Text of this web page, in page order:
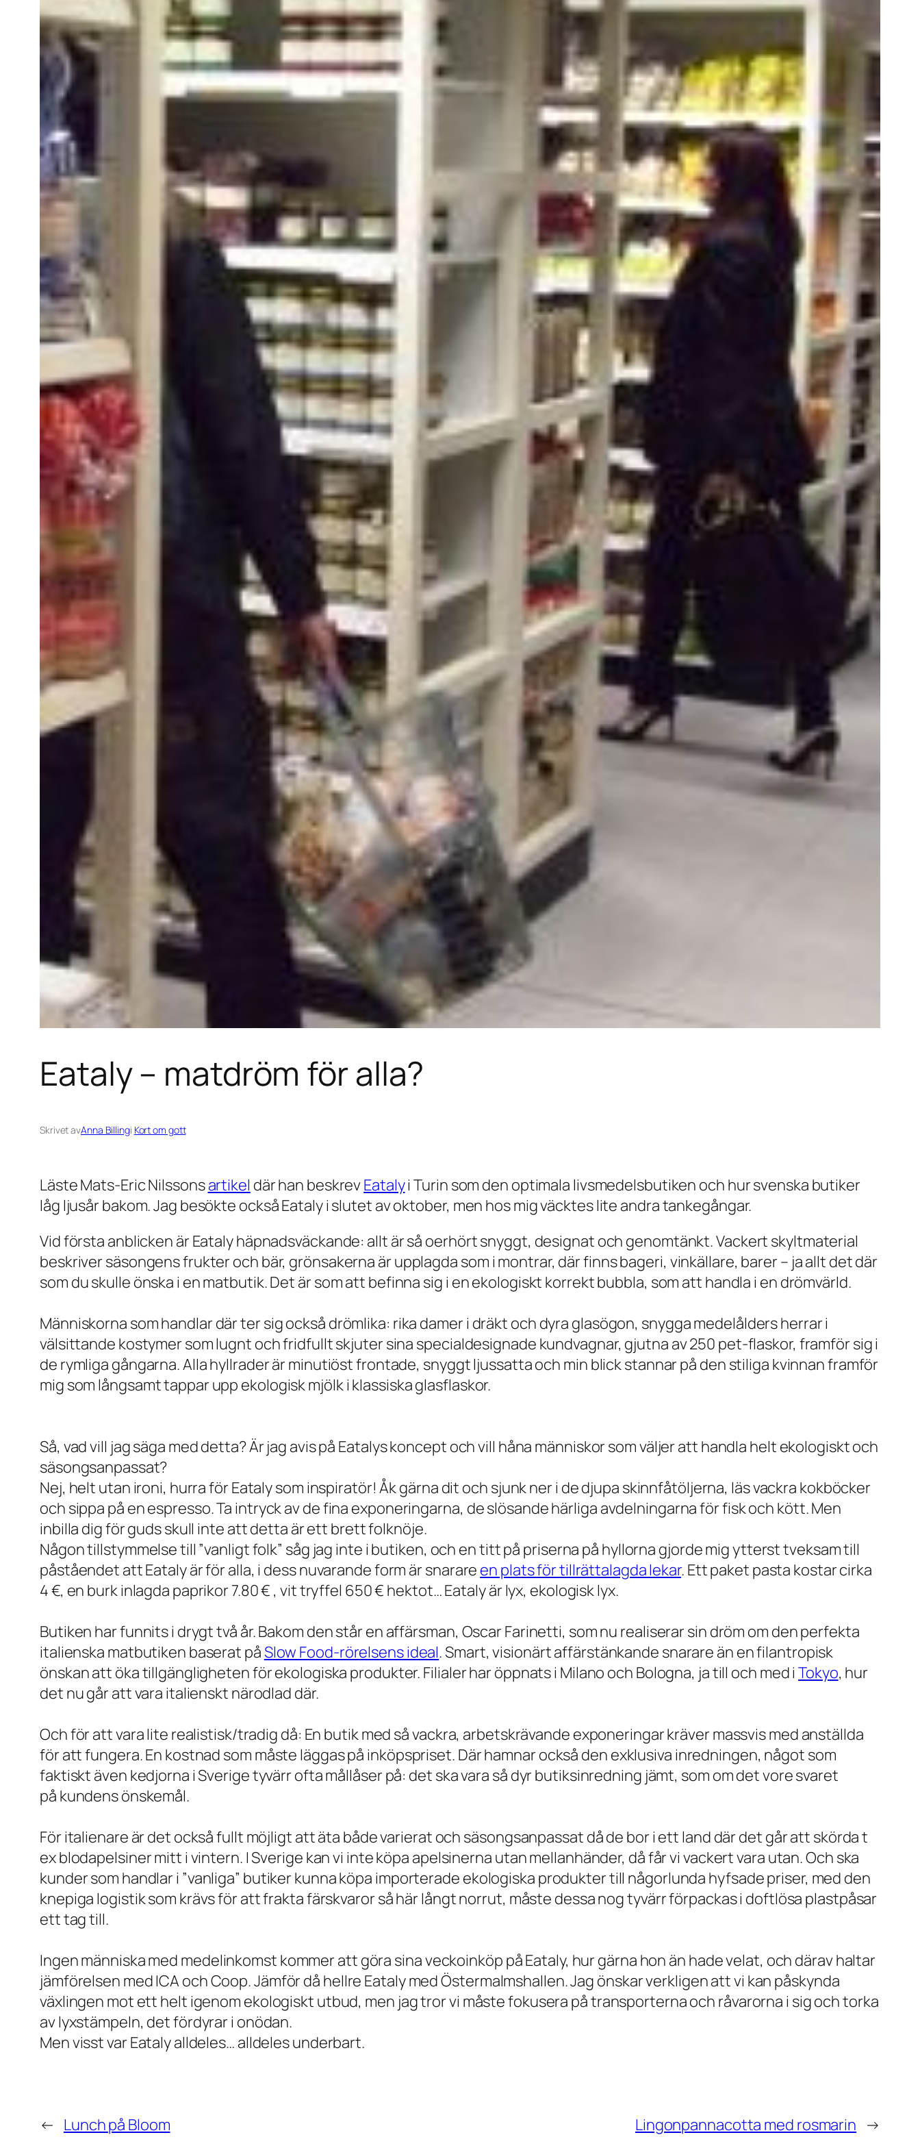
Eataly – matdröm för alla?
Skrivet avAnna Billingi Kort om gott
Läste Mats-Eric Nilssonsartikel där han beskrevEatalyi Turin som den optimala livsmedelsbutiken och hur svenska butiker
låg ljusår bakom. Jag besökte också Eataly i slutet av oktober, men hos mig väcktes lite andra tankegångar.
Vid första anblicken är Eataly häpnadsväckande: allt är så oerhört snyggt, designat och genomtänkt. Vackert skyltmaterial
beskriver säsongens frukter och bär, grönsakerna är upplagda som i montrar, där finns bageri, vinkällare, barer – ja allt det där
som du skulle önska i en matbutik. Det är som att befinna sig i en ekologiskt korrekt bubbla, som att handla i en drömvärld.
Människorna som handlar där ter sig också drömlika: rika damer i dräkt och dyra glasögon, snygga medelålders herrar i
välsittande kostymer som lugnt och fridfullt skjuter sina specialdesignade kundvagnar, gjutna av 250 pet-flaskor, framför sig i
de rymliga gångarna. Alla hyllrader är minutiöst frontade, snyggt ljussatta och min blick stannar på den stiliga kvinnan framför
mig som långsamt tappar upp ekologisk mjölk i klassiska glasflaskor.
Så, vad vill jag säga med detta? Är jag avis på Eatalys koncept och vill håna människor som väljer att handla helt ekologiskt och
säsongsanpassat?
Nej, helt utan ironi, hurra för Eataly som inspiratör! Åk gärna dit och sjunk ner i de djupa skinnfåtöljerna, läs vackra kokböcker
och sippa på en espresso. Ta intryck av de fina exponeringarna, de slösande härliga avdelningarna för fisk och kött. Men
inbilla dig för guds skull inte att detta är ett brett folknöje.
Någon tillstymmelse till ”vanligt folk” såg jag inte i butiken, och en titt på priserna på hyllorna gjorde mig ytterst tveksam till
påståendet att Eataly är för alla, i dess nuvarande form är snarare en plats för tillrättalagda lekar. Ett paket pasta kostar cirka
4 €, en burk inlagda paprikor 7.80 € , vit tryffel 650 € hektot… Eataly är lyx, ekologisk lyx.
Butiken har funnits i drygt två år. Bakom den står en affärsman, Oscar Farinetti, som nu realiserar sin dröm om den perfekta
italienska matbutiken baserat påSlow Food-rörelsens ideal. Smart, visionärt affärstänkande snarare än en filantropisk
önskan att öka tillgängligheten för ekologiska produkter. Filialer har öppnats i Milano och Bologna, ja till och med iTokyo, hur
det nu går att vara italienskt närodlad där.
Och för att vara lite realistisk/tradig då: En butik med så vackra, arbetskrävande exponeringar kräver massvis med anställda
för att fungera. En kostnad som måste läggas på inköpspriset. Där hamnar också den exklusiva inredningen, något som
faktiskt även kedjorna i Sverige tyvärr ofta mållåser på: det ska vara så dyr butiksinredning jämt, som om det vore svaret
på kundens önskemål.
För italienare är det också fullt möjligt att äta både varierat och säsongsanpassat då de bor i ett land där det går att skörda t
ex blodapelsiner mitt i vintern. I Sverige kan vi inte köpa apelsinerna utan mellanhänder, då får vi vackert vara utan. Och ska
kunder som handlar i ”vanliga” butiker kunna köpa importerade ekologiska produkter till någorlunda hyfsade priser, med den
knepiga logistik som krävs för att frakta färskvaror så här långt norrut, måste dessa nog tyvärr förpackas i doftlösa plastpåsar
ett tag till.
Ingen människa med medelinkomst kommer att göra sina veckoinköp på Eataly, hur gärna hon än hade velat, och därav haltar
jämförelsen med ICA och Coop. Jämför då hellre Eataly med Östermalmshallen. Jag önskar verkligen att vi kan påskynda
växlingen mot ett helt igenom ekologiskt utbud, men jag tror vi måste fokusera på transporterna och råvarorna i sig och torka
av lyxstämpeln, det fördyrar i onödan.
Men visst var Eataly alldeles… alldeles underbart.
← Lunch på Bloom Lingonpannacotta med rosmarin →